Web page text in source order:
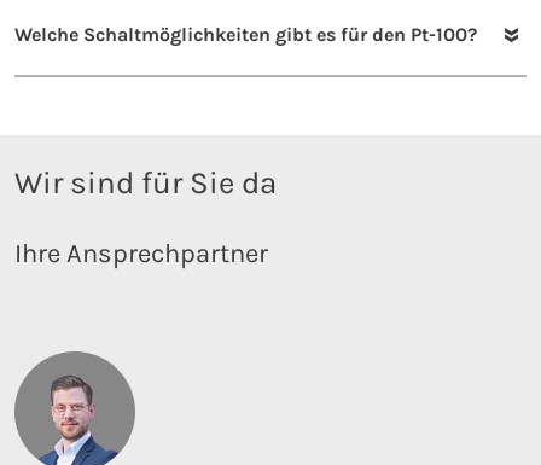
Welche Schaltmöglichkeiten gibt es für den Pt-100?
Wir sind für Sie da
Ihre Ansprechpartner